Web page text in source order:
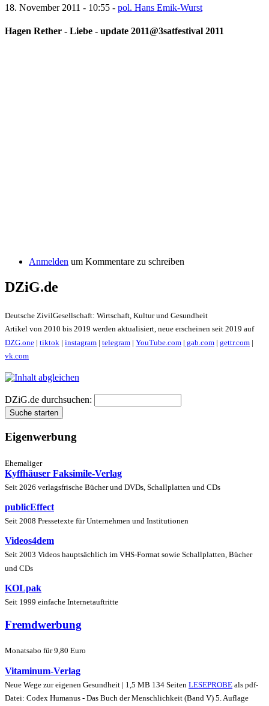
18. November 2011 - 10:55 - pol. Hans Emik-Wurst
Hagen Rether - Liebe - update 2011@3satfestival 2011
Anmelden um Kommentare zu schreiben
DZiG.de
Deutsche ZivilGesellschaft: Wirtschaft, Kultur und Gesundheit
Artikel von 2010 bis 2019 werden aktualisiert, neue erscheinen seit 2019 auf
DZG.one | tiktok | instagram | telegram | YouTube.com | gab.com | gettr.com |
vk.com
DZiG.de durchsuchen:
Eigenwerbung
Ehemaliger
Kyffhäuser Faksimile-Verlag
Seit 2026 verlagsfrische Bücher und DVDs, Schallplatten und CDs
publicEffect
Seit 2008 Pressetexte für Unternehmen und Institutionen
Videos4dem
Seit 2003 Videos hauptsächlich im VHS-Format sowie Schallplatten, Bücher
und CDs
KOLpak
Seit 1999 einfache Internetauftritte
Fremdwerbung
Monatsabo für 9,80 Euro
Vitaminum-Verlag
Neue Wege zur eigenen Gesundheit | 1,5 MB 134 Seiten LESEPROBE als pdf-
Datei: Codex Humanus - Das Buch der Menschlichkeit (Band V) 5. Auflage